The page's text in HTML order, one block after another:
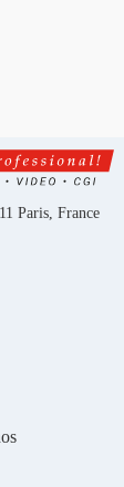
Paris, France